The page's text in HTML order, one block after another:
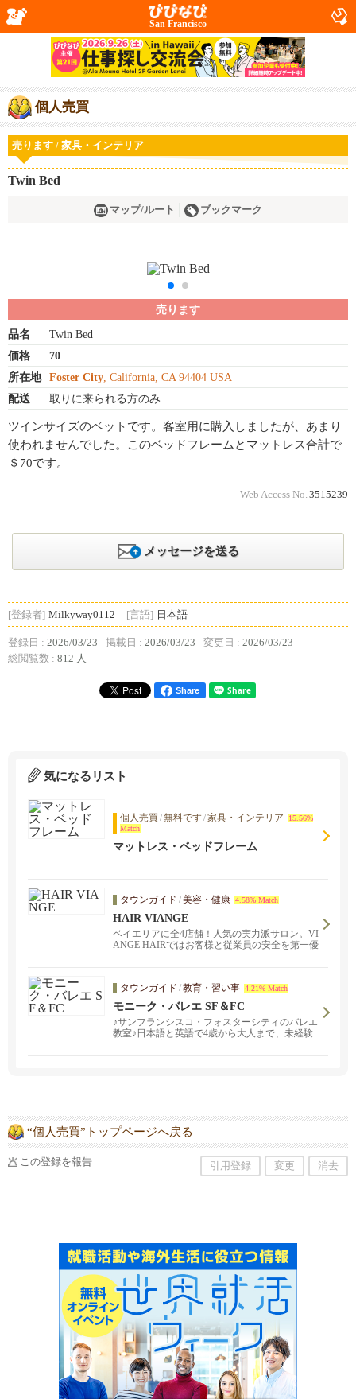
San Francisco
個人売買
売ります / 家具・インテリア
Twin Bed
マップ/ルート ブックマーク
売ります
品名
Twin Bed
価格
70
所在地
Foster City, California, CA 94404 USA
配送
取りに来られる方のみ
ツインサイズのベットです。客室用に購入しましたが、あまり
使われませんでした。このベッドフレームとマットレス合計で
＄70です。
Web Access No. 3515239
メッセージを送る
[登録者] Milkyway0112 [言語] 日本語
登録日 : 2026/03/23 掲載日 : 2026/03/23 変更日 : 2026/03/23
総閲覧数 : 812 人
Share
気になるリスト
個人売買 /無料です/家具・インテリア
15.56%
Match
マットレス・ベッドフレーム
タウンガイド /美容・健康 4.58% Match
HAIR VIANGE
ベイエリアに全4店舗！人気の実力派サロン。VI
ANGE HAIRではお客様と従業員の安全を第一優
スタッフ一同楽しみにしております。ネイル、
アイラッシュも。
タウンガイド /教育・習い事 4.21% Match
モニーク・バレエ SF＆FC
♪サンフランシスコ・フォスターシティのバレエ
教室♪日本語と英語で4歳から大人まで、未経験
“個人売買”トップページへ戻る
この登録を報告 引用登録 変更 消去